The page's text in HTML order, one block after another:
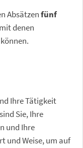
Absätzenfünf
denen
Ihre Tätigkeit
Sie, Ihre
und Ihre
und Weise, um auf